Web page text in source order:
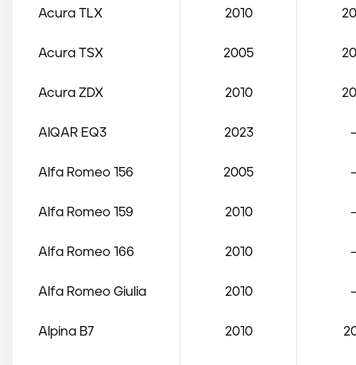
Acura TLX 2010
Acura TSX 2005
Acura ZDX 2010
AIQAR EQ3 2023
Alfa Romeo 156 2005
Alfa Romeo 159 2010
Alfa Romeo 166 2010
Alfa Romeo Giulia 2010
Alpina B7 2010